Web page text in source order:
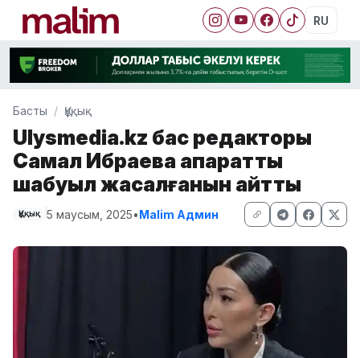
RU
Басты Құқық
Ulysmedia.kz бас редакторы
Самал Ибраева ақпараттық
шабуыл жасалғанын айтты
Құқық 5 маусым, 2025•Malim Админ